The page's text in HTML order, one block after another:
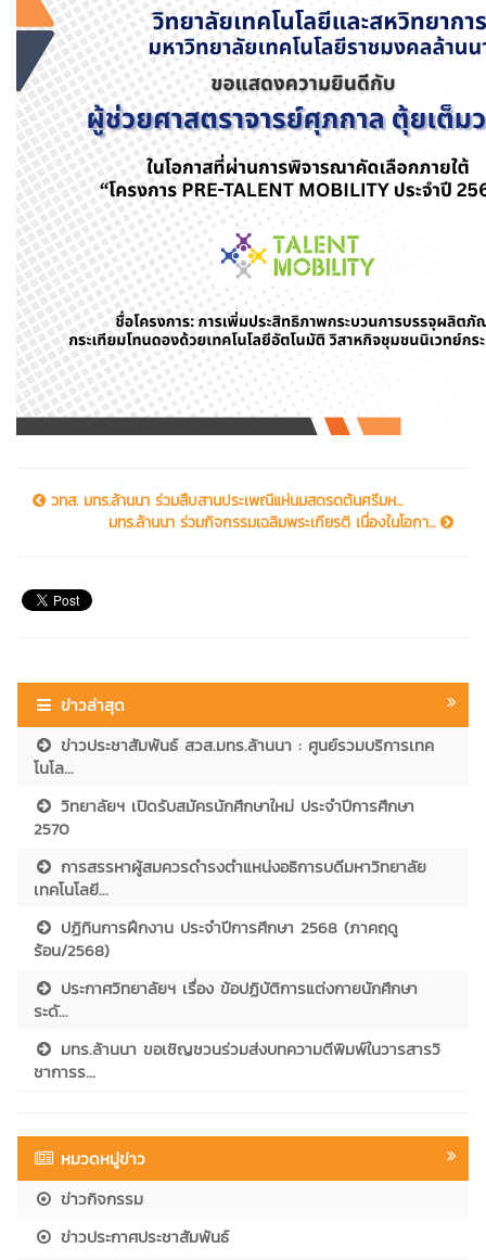
วทส. มทร.ล้านนา ร่วมสืบสานประเพณีแห่นมสดรดต้นศรีมห...
มทร.ล้านนา ร่วมกิจกรรมเฉลิมพระเกียรติ เนื่องในโอกา...
ข่าวล่าสุด
ข่าวประชาสัมพันธ์ สวส.มทร.ล้านนา : ศูนย์รวมบริการเทค
โนโล...
วิทยาลัยฯ เปิดรับสมัครนักศึกษาใหม่ ประจำปีการศึกษา
2570
การสรรหาผู้สมควรดำรงตำแหน่งอธิการบดีมหาวิทยาลัย
เทคโนโลยี...
ปฏิทินการฝึกงาน ประจำปีการศึกษา 2568 (ภาคฤดู
ร้อน/2568)
ประกาศวิทยาลัยฯ เรื่อง ข้อปฏิบัติการแต่งกายนักศึกษา
ระดั...
มทร.ล้านนา ขอเชิญชวนร่วมส่งบทความตีพิมพ์ในวารสารวิ
ชาการร...
หมวดหมู่ข่าว
ข่าวกิจกรรม
ข่าวประกาศประชาสัมพันธ์